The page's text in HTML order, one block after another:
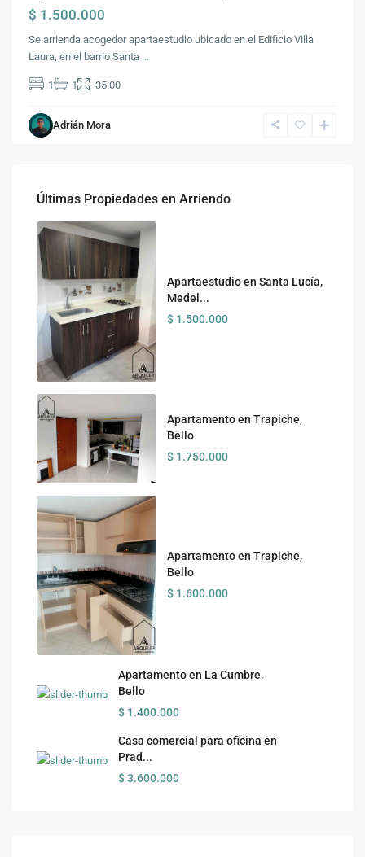
$ 1.500.000
Se arrienda acogedor apartaestudio ubicado en el Edificio Villa
Laura, en el barrio Santa ...
1 1 35.00
Adrián Mora
Últimas Propiedades en Arriendo
Apartaestudio en Santa Lucía,
Medel...
$ 1.500.000
Apartamento en Trapiche,
Bello
$ 1.750.000
Apartamento en Trapiche,
Bello
$ 1.600.000
Apartamento en La Cumbre,
Bello
$ 1.400.000
Casa comercial para oficina en
Prad...
$ 3.600.000